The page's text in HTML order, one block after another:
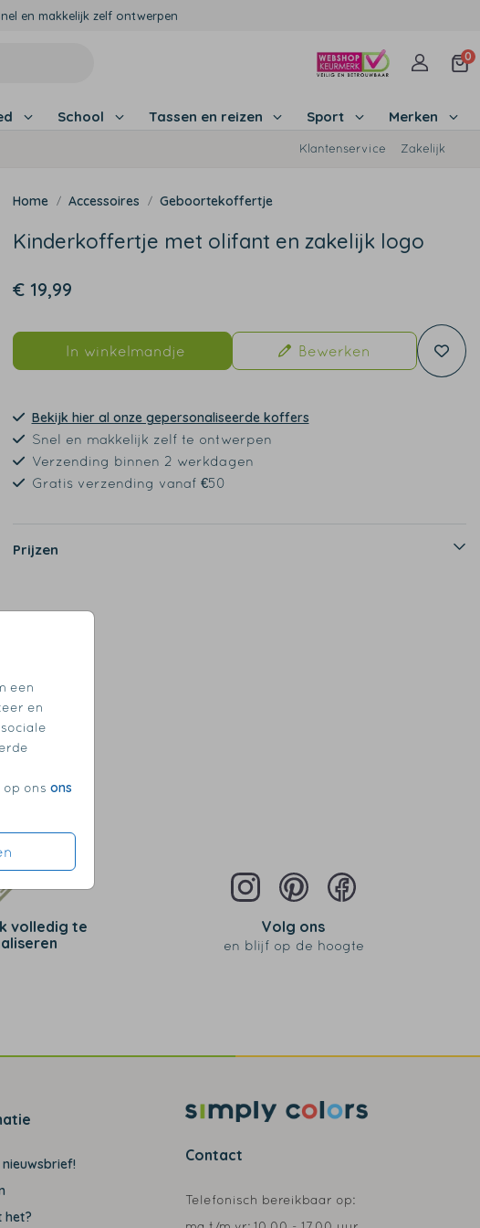
en makkelijk zelf ontwerpen
0
School Tassen en reizen Sport Merken
Klantenservice Zakelijk
een
en
ons ons
Accessoires Geboortekoffertje
Kinderkoffertje met olifant en zakelijk logo
€ 19,99
In winkelmandje Bewerken
Bekijk hier al onze gepersonaliseerde koffers
Snel en makkelijk zelf te ontwerpen
Verzending binnen 2 werkdagen
Gratis verzending vanaf €50
Prijzen
volledig te
Volg ons
en blijf op de hoogte
het?
Contact
Telefonisch bereikbaar op: